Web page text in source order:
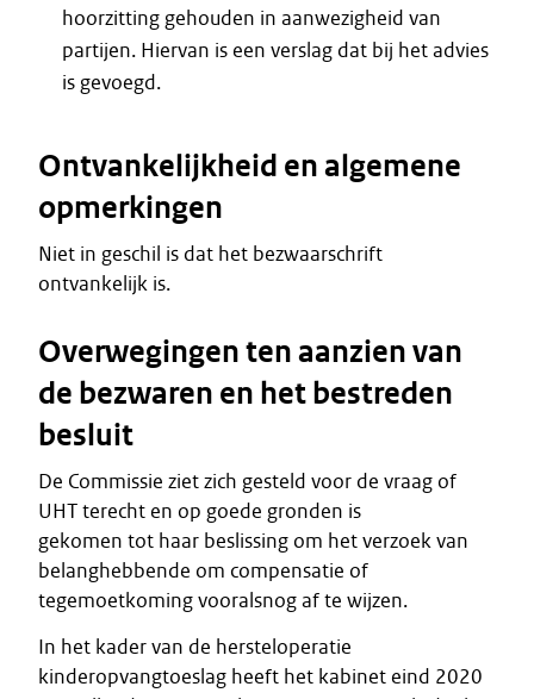
hoorzitting gehouden in aanwezigheid van
partijen. Hiervan is een verslag dat bij het advies
is gevoegd.
Ontvankelijkheid en algemene
opmerkingen
Niet in geschil is dat het bezwaarschrift
ontvankelijk is.
Overwegingen ten aanzien van
de bezwaren en het bestreden
besluit
De Commissie ziet zich gesteld voor de vraag of
UHT terecht en op goede gronden is
gekomen tot haar beslissing om het verzoek van
belanghebbende om compensatie of
tegemoetkoming vooralsnog af te wijzen.
In het kader van de hersteloperatie
kinderopvangtoeslag heeft het kabinet eind 2020